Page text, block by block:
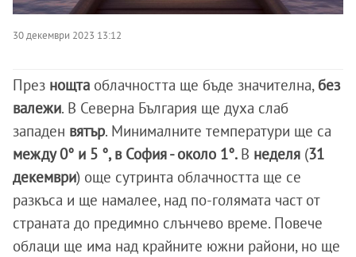
30 декември 2023 13:12
През нощта облачността ще бъде значителна, без
валежи. В Северна България ще духа слаб
западен вятър. Минималните температури ще са
между 0° и 5 °, в София - около 1°. В неделя (31
декември) още сутринта облачността ще се
разкъса и ще намалее, над по-голямата част от
страната до предимно слънчево време. Повече
облаци ще има над крайните южни райони, но ще